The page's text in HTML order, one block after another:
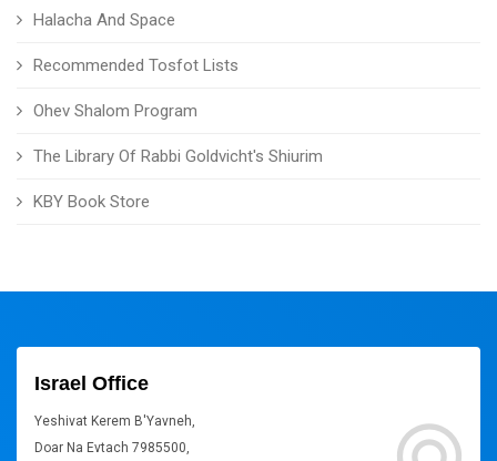
Halacha And Space
Recommended Tosfot Lists
Ohev Shalom Program
The Library Of Rabbi Goldvicht's Shiurim
KBY Book Store
Israel Office
Yeshivat Kerem B'Yavneh,
Doar Na Evtach 7985500,